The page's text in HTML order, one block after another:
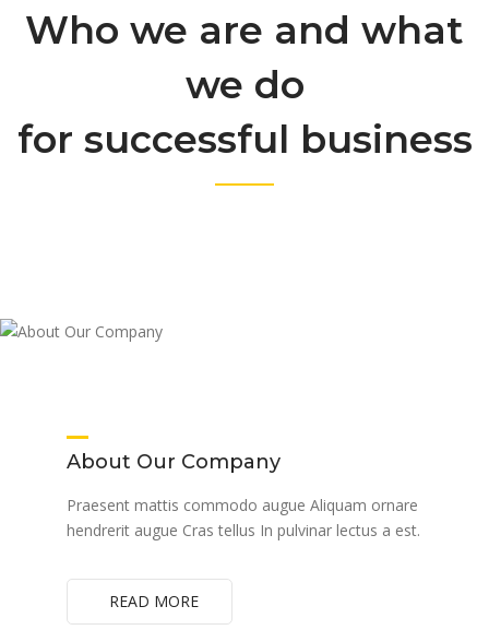
Who we are and what
we do
for successful business
About Our Company
Praesent mattis commodo augue Aliquam ornare
hendrerit augue Cras tellus In pulvinar lectus a est.
READ MORE